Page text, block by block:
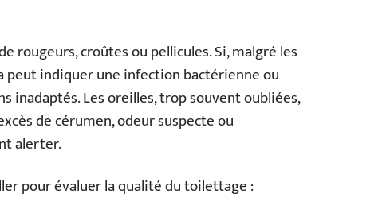
rougeurs, croûtes ou pellicules. Si, malgré les
peut indiquer une infection bactérienne ou
inadaptés. Les oreilles, trop souvent oubliées,
de cérumen, odeur suspecte ou
alerter.
pour évaluer la qualité du toilettage :